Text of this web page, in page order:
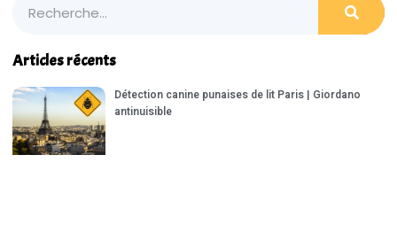
Articles récents
Détection canine punaises de lit Paris | Giordano
antinuisible